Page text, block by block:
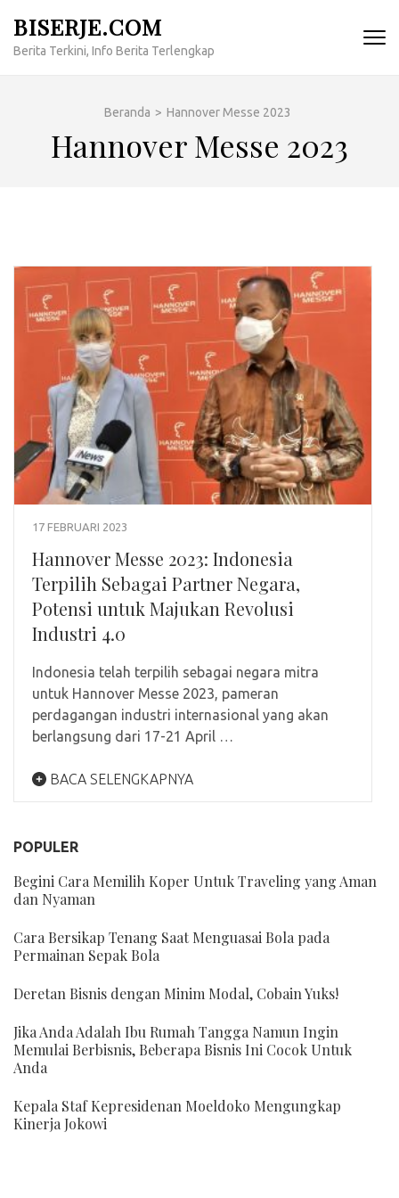
konten
BISERJE.COM
Berita Terkini, Info Berita Terlengkap
Beranda > Hannover Messe 2023
Hannover Messe 2023
17 FEBRUARI 2023
Hannover Messe 2023: Indonesia
Terpilih Sebagai Partner Negara,
Potensi untuk Majukan Revolusi
Industri 4.0
Indonesia telah terpilih sebagai negara mitra
untuk Hannover Messe 2023, pameran
perdagangan industri internasional yang akan
berlangsung dari 17-21 April …
BACA SELENGKAPNYA
POPULER
Begini Cara Memilih Koper Untuk Traveling yang Aman
dan Nyaman
Cara Bersikap Tenang Saat Menguasai Bola pada
Permainan Sepak Bola
Deretan Bisnis dengan Minim Modal, Cobain Yuks!
Jika Anda Adalah Ibu Rumah Tangga Namun Ingin
Memulai Berbisnis, Beberapa Bisnis Ini Cocok Untuk
Anda
Kepala Staf Kepresidenan Moeldoko Mengungkap
Kinerja Jokowi